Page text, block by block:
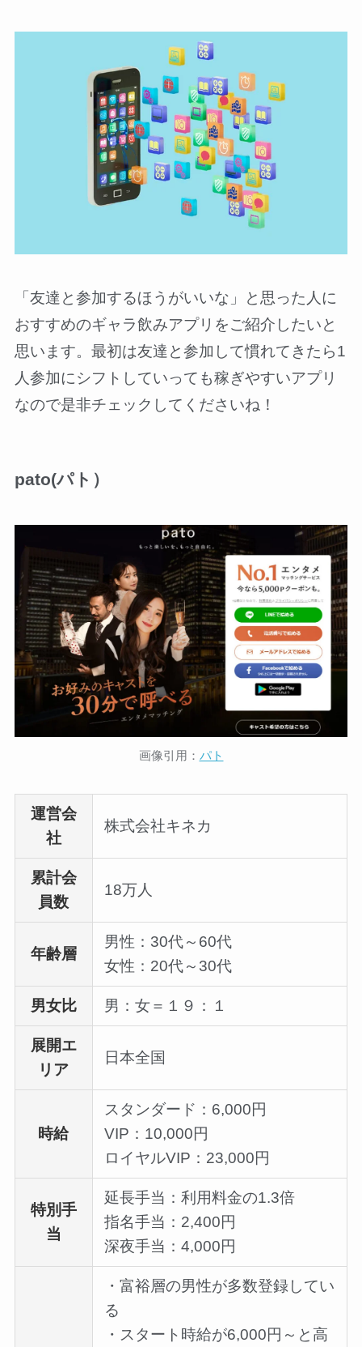
「友達と参加するほうがいいな」と思った人に
おすすめのギャラ飲みアプリをご紹介したいと
思います。最初は友達と参加して慣れてきたら1
人参加にシフトしていっても稼ぎやすいアプリ
なので是非チェックしてくださいね！
pato(パト）
画像引用： パト
運営会
社
株式会社キネカ
累計会
員数
18万人
年齢層
男性：30代～60代
女性：20代～30代
男女比 男：女＝１９：１
展開エ
リア
日本全国
時給
スタンダード：6,000円
VIP：10,000円
ロイヤルVIP：23,000円
特別手
当
延長手当：利用料金の1.3倍
指名手当：2,400円
深夜手当：4,000円
・富裕層の男性が多数登録してい
る
・スタート時給が6,000円～と高